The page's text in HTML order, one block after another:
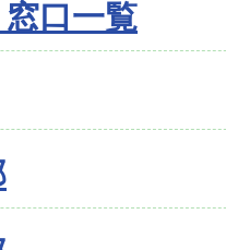
口一覧